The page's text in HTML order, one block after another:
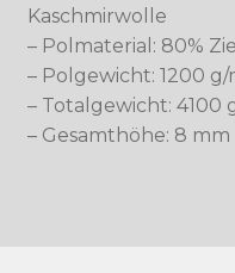
Kaschmirwolle
– Polmaterial: 80%
– Polgewicht: 1200 g/
– Totalgewicht: 4100
– Gesamthöhe: 8 mm